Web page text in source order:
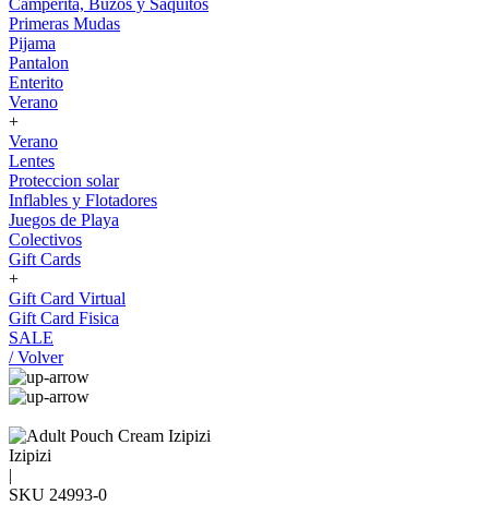
Camperita, Buzos y Saquitos
Primeras Mudas
Pijama
Pantalon
Enterito
Verano
+
Verano
Lentes
Proteccion solar
Inflables y Flotadores
Juegos de Playa
Colectivos
Gift Cards
+
Gift Card Virtual
Gift Card Fisica
SALE
/ Volver
Izipizi
|
SKU 24993-0